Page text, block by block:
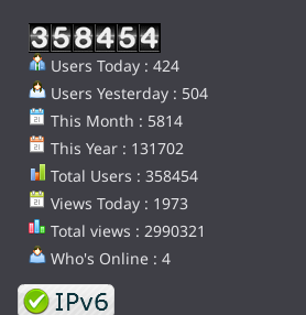
Users Today : 424
Users Yesterday : 504
This Month : 5814
This Year : 131702
Total Users : 358454
Views Today : 1973
Total views : 2990321
Who's Online : 4